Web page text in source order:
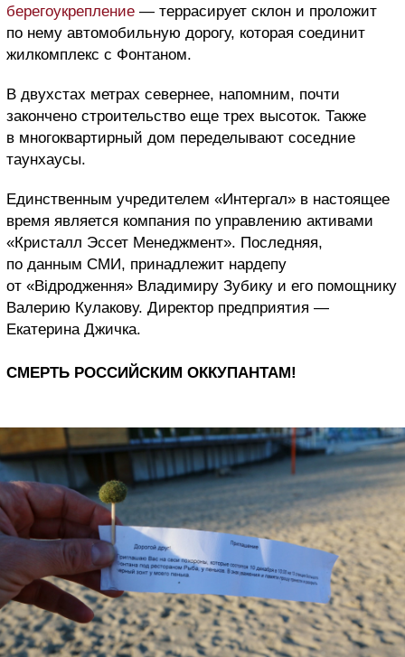
берегоукрепление — террасирует склон и проложит
по нему автомобильную дорогу, которая соединит
жилкомплекс с Фонтаном.
В двухстах метрах севернее, напомним, почти
закончено строительство еще трех высоток. Также
в многоквартирный дом переделывают соседние
таунхаусы.
Единственным учредителем «Интергал» в настоящее
время является компания по управлению активами
«Кристалл Эссет Менеджмент». Последняя,
по данным СМИ, принадлежит нардепу
от «Відродження» Владимиру Зубику и его помощнику
Валерию Кулакову. Директор предприятия —
Екатерина Джичка.
СМЕРТЬ РОССИЙСКИМ ОККУПАНТАМ!